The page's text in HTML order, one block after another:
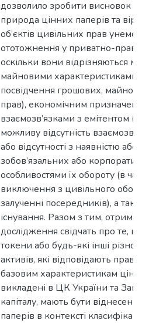
дозволило зробити висновок
природа цінних паперів та
об’єктів цивільних прав
ототожнення у приватно-
оскільки вони відрізняються
майновими характеристиками
посвідчення грошових,
прав), економічним
взаємозв’язками з емітентом
можливу відсутність
або відсутності з наявністю або
зобов’язальних або
особливостями їх обороту (в
виключення з цивільного
залученні посередників), а
існування. Разом з тим,
дослідження свідчать про те,
токени або будь-які інші
активів, які відповідають
базовим характеристикам
викладені в ЦК України та
капіталу, мають бути віднесені
паперів в контексті